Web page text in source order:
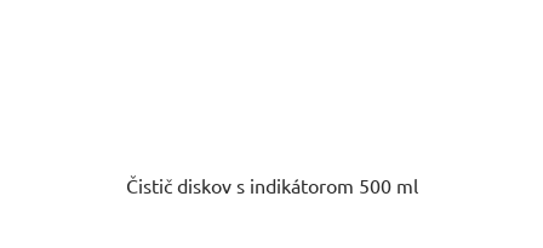
Čistič diskov s indikátorom 500 ml